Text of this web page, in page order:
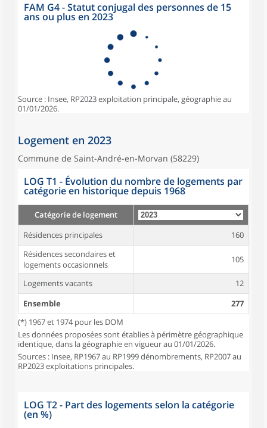
FAM G4 - Statut conjugal des personnes de 15
ans ou plus en 2023
Source : Insee, RP2023 exploitation principale, géographie au
01/01/2026.
Logement en 2023
Commune de Saint-André-en-Morvan (58229)
LOG T1 - Évolution du nombre de logements par
catégorie en historique depuis 1968
Catégorie de logement
Résidences principales
160
Résidences secondaires et
logements occasionnels
105
Logements vacants
12
Ensemble
277
(*) 1967 et 1974 pour les DOM
Les données proposées sont établies à périmètre géographique
identique, dans la géographie en vigueur au 01/01/2026.
Sources : Insee, RP1967 au RP1999 dénombrements, RP2007 au
RP2023 exploitations principales.
LOG T2 - Part des logements selon la catégorie
(en %)